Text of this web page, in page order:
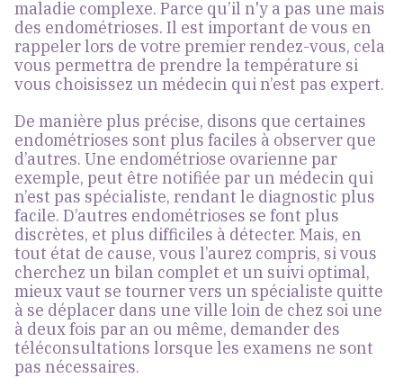
maladie complexe. Parce qu’il n'y a pas une mais
des endométrioses. Il est important de vous en
rappeler lors de votre premier rendez-vous, cela
vous permettra de prendre la température si
vous choisissez un médecin qui n’est pas expert.
De manière plus précise, disons que certaines
endométrioses sont plus faciles à observer que
d’autres. Une endométriose ovarienne par
exemple, peut être notifiée par un médecin qui
n’est pas spécialiste, rendant le diagnostic plus
facile. D’autres endométrioses se font plus
discrètes, et plus difficiles à détecter. Mais, en
tout état de cause, vous l’aurez compris, si vous
cherchez un bilan complet et un suivi optimal,
mieux vaut se tourner vers un spécialiste quitte
à se déplacer dans une ville loin de chez soi une
à deux fois par an ou même, demander des
téléconsultations lorsque les examens ne sont
pas nécessaires.